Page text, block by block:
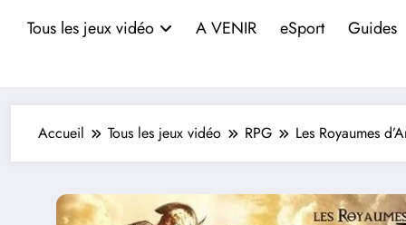
Tous les jeux vidéo A VENIR eSport Guides
Accueil Tous les jeux vidéo RPG Les Royaumes